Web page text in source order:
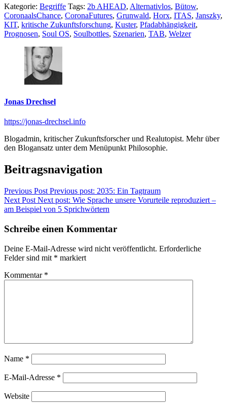
Kategorie: Begriffe Tags: 2b AHEAD, Alternativlos, Bütow,
CoronaalsChance, CoronaFutures, Grunwald, Horx, ITAS, Janszky,
KIT, kritische Zukunftsforschung, Kuster, Pfadabhängigkeit,
Prognosen, Soul OS, Soulbottles, Szenarien, TAB, Welzer
Jonas Drechsel
https://jonas-drechsel.info
Blogadmin, kritischer Zukunftsforscher und Realutopist. Mehr über
den Blogansatz unter dem Menüpunkt Philosophie.
Beitragsnavigation
Previous Post Previous post: 2035: Ein Tagtraum
Next Post Next post: Wie Sprache unsere Vorurteile reproduziert –
am Beispiel von 5 Sprichwörtern
Schreibe einen Kommentar
Deine E-Mail-Adresse wird nicht veröffentlicht. Erforderliche
Felder sind mit * markiert
Kommentar *
Name *
E-Mail-Adresse *
Website